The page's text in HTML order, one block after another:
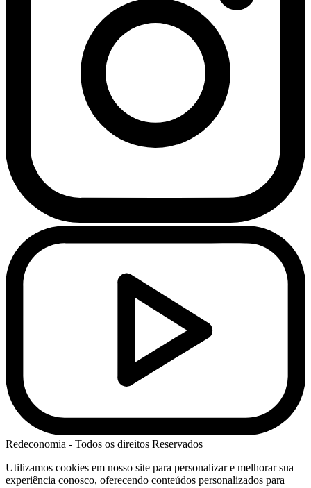
Redeconomia - Todos os direitos Reservados
Utilizamos cookies em nosso site para personalizar e melhorar sua
experiência conosco, oferecendo conteúdos personalizados para